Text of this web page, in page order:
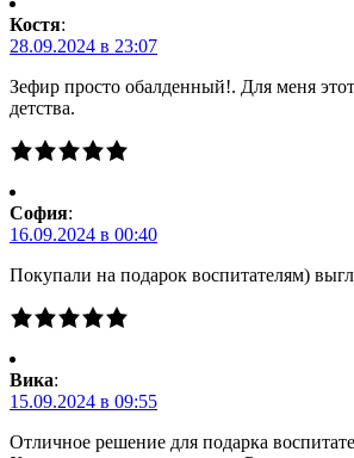
Костя:
28.09.2024 в 23:07
Зефир просто обалденный!. Для меня
детства.
Cофия:
16.09.2024 в 00:40
Покупали на подарок воспитателям)
Вика:
15.09.2024 в 09:55
Отличное решение для подарка